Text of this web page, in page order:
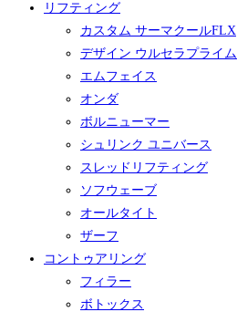
リフティング
カスタム サーマクールFLX
デザイン ウルセラプライム
エムフェイス
オンダ
ボルニューマー
シュリンク ユニバース
スレッドリフティング
ソフウェーブ
オールタイト
ザーフ
コントゥアリング
フィラー
ボトックス